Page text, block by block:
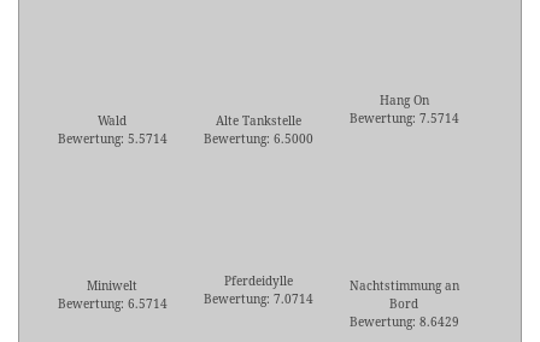
Wald
Bewertung: 5.5714
Alte Tankstelle
Bewertung: 6.5000
Hang On
Bewertung: 7.5714
Miniwelt
Bewertung: 6.5714
Pferdeidylle
Bewertung: 7.0714
Nachtstimmung an
Bord
Bewertung: 8.6429